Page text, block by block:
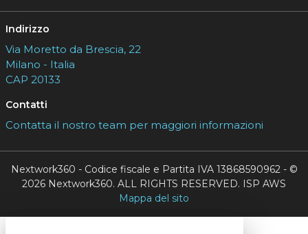
Indirizzo
Via Moretto da Brescia, 22
Milano - Italia
CAP 20133
Contatti
Contatta il nostro team per maggiori informazioni
Nextwork360 - Codice fiscale e Partita IVA 13868590962 - ©
2026 Nextwork360. ALL RIGHTS RESERVED. ISP AWS
Mappa del sito